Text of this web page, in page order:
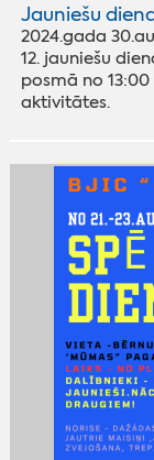
Jauniešu
2024.gada
12. jauniešu
posmā no
aktivitātes.